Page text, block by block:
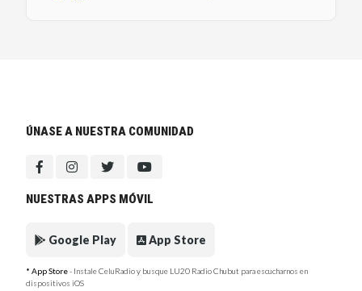
ÚNASE A NUESTRA COMUNIDAD
NUESTRAS APPS MÓVIL
Google Play App Store
* App Store- Instale CeluRadio y busque LU20 Radio Chubut para escucharnos en
dispositivos iOS